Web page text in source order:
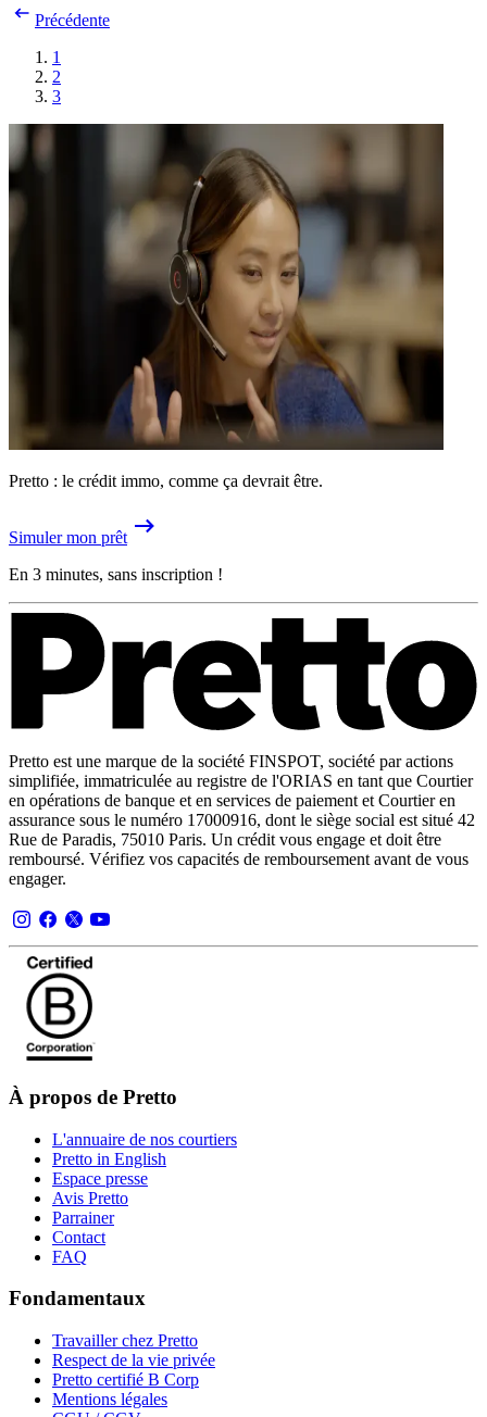
Précédente
1
2
3
Pretto : le crédit immo, comme ça devrait être.
Simuler mon prêt
En 3 minutes, sans inscription !
Pretto est une marque de la société FINSPOT, société par actions
simplifiée, immatriculée au registre de l'ORIAS en tant que Courtier
en opérations de banque et en services de paiement et Courtier en
assurance sous le numéro 17000916, dont le siège social est situé 42
Rue de Paradis, 75010 Paris. Un crédit vous engage et doit être
remboursé. Vérifiez vos capacités de remboursement avant de vous
engager.
À propos de Pretto
L'annuaire de nos courtiers
Pretto in English
Espace presse
Avis Pretto
Parrainer
Contact
FAQ
Fondamentaux
Travailler chez Pretto
Respect de la vie privée
Pretto certifié B Corp
Mentions légales